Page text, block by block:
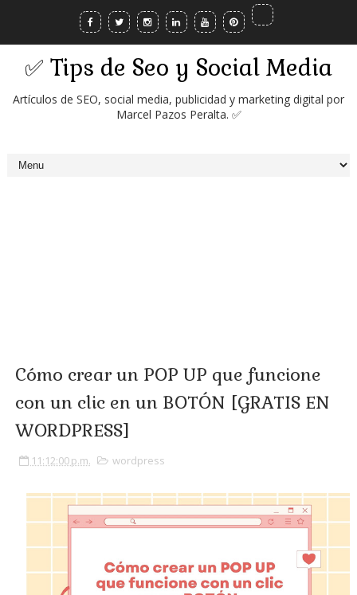
✅ Tips de Seo y Social Media
Artículos de SEO, social media, publicidad y marketing digital por
Marcel Pazos Peralta. ✅
Cómo crear un POP UP que funcione
con un clic en un BOTÓN [GRATIS EN
WORDPRESS]
11:12:00 p.m. wordpress